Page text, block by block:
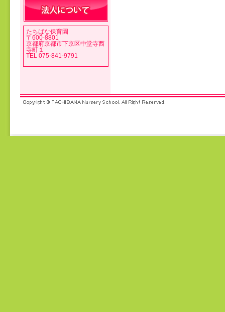
たちばな保育園
〒600-8801
京都府京都市下京区中堂寺西
寺町１
TEL 075-841-9791